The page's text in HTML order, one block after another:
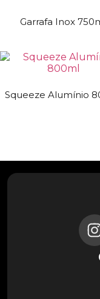
Garrafa Inox
Squeeze Alumínio